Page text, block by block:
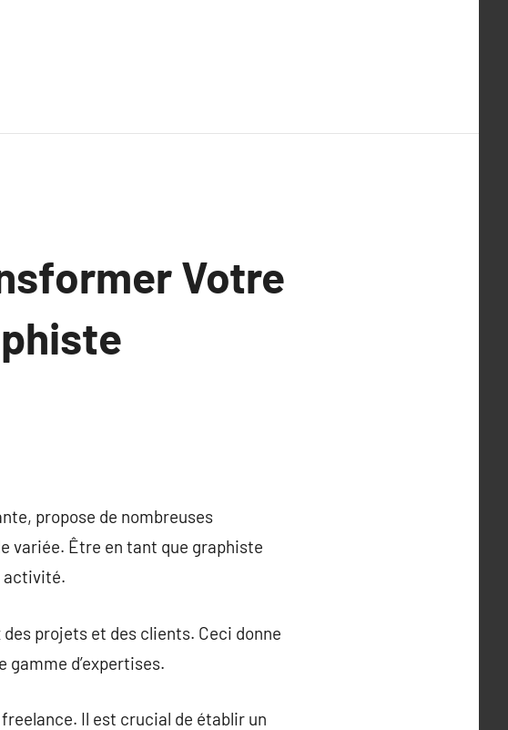
Votre
propose de nombreuses
variée. Être en tant que graphiste
activité.
projets et des clients. Ceci donne
d’expertises.
Il est crucial de établir un